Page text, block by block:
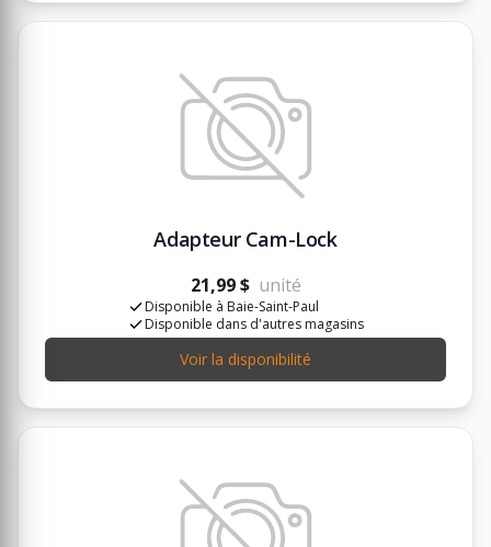
Adapteur Cam-Lock
21,99 $ unité
Disponible à Baie-Saint-Paul
Disponible dans d'autres magasins
Voir la disponibilité